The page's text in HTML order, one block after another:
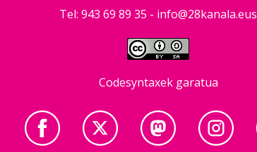
Tel: 943 69 89 35 - info@28kanala.eus
Codesyntaxek garatua